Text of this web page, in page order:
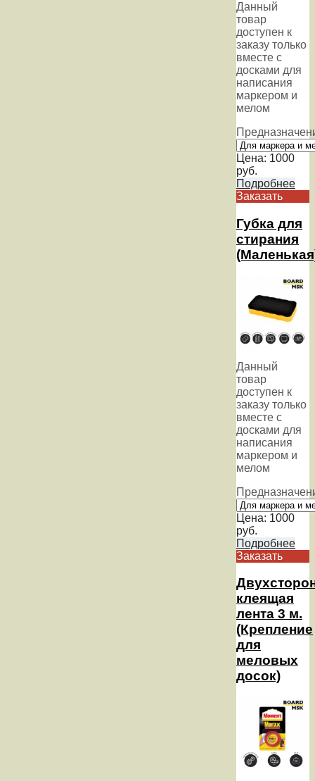
Данный
товар
доступен к
заказу только
вместе с
досками для
написания
маркером и
мелом
Цена: 1000
руб.
Подробнее
Заказать
Губка для
стирания
Данный
товар
доступен к
заказу только
вместе с
досками для
написания
маркером и
мелом
Цена: 1000
руб.
Подробнее
Заказать
клеящая
лента 3 м.
(Крепление
для
меловых
досок)